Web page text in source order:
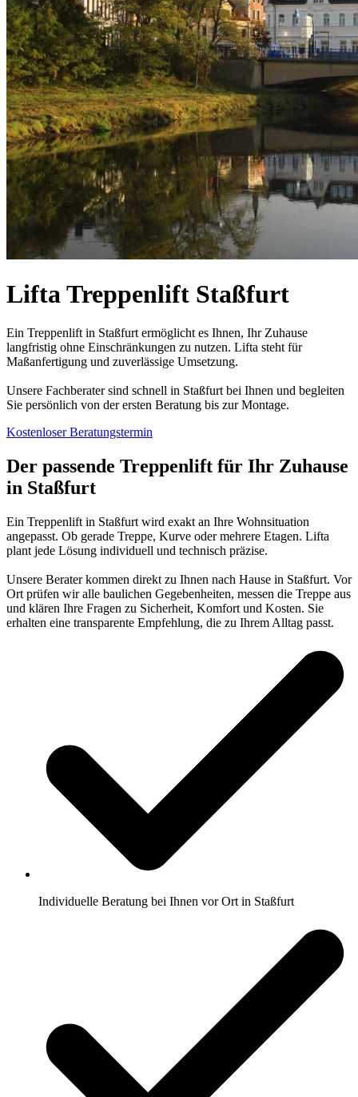
Lifta Treppenlift Staßfurt
Ein Treppenlift in Staßfurt ermöglicht es Ihnen, Ihr Zuhause
langfristig ohne Einschränkungen zu nutzen. Lifta steht für
Maßanfertigung und zuverlässige Umsetzung.
Unsere Fachberater sind schnell in Staßfurt bei Ihnen und begleiten
Sie persönlich von der ersten Beratung bis zur Montage.
Kostenloser Beratungstermin
Der passende Treppenlift für Ihr Zuhause
in Staßfurt
Ein Treppenlift in Staßfurt wird exakt an Ihre Wohnsituation
angepasst. Ob gerade Treppe, Kurve oder mehrere Etagen. Lifta
plant jede Lösung individuell und technisch präzise.
Unsere Berater kommen direkt zu Ihnen nach Hause in Staßfurt. Vor
Ort prüfen wir alle baulichen Gegebenheiten, messen die Treppe aus
und klären Ihre Fragen zu Sicherheit, Komfort und Kosten. Sie
erhalten eine transparente Empfehlung, die zu Ihrem Alltag passt.
Individuelle Beratung bei Ihnen vor Ort in Staßfurt